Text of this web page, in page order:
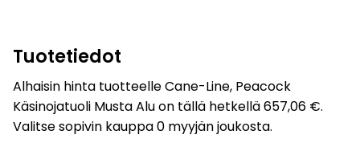
Tuotetiedot
Alhaisin hinta tuotteelle Cane-Line, Peacock
Käsinojatuoli Musta Alu on tällä hetkellä 657,06 €.
Valitse sopivin kauppa 0 myyjän joukosta.